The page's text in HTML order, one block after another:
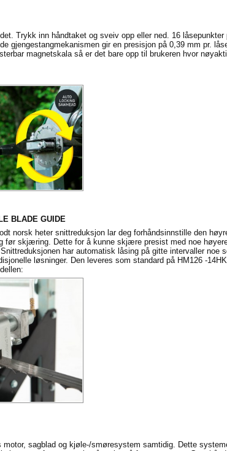
Trykk inn håndtaket og sveiv opp eller ned. 16 låsepunkter
gjengestangmekanismen gir en presisjon på 0,39 mm pr.
magnetskala så er det bare opp til brukeren hvor
BLADE GUIDE
norsk heter snittreduksjon lar deg forhåndsinnstille den
før skjæring. Dette for å kunne skjære presist med noe
har automatisk låsing på gitte intervaller noe
løsninger. Den leveres som standard på HM126 -
motor, sagblad og kjøle-/smøresystem samtidig. Dette